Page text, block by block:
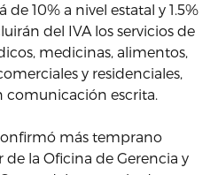
10% a nivel estatal y 1.5%
del IVA los servicios de
medicinas, alimentos,
y residenciales,
comunicación escrita.
más temprano
la Oficina de Gerencia y